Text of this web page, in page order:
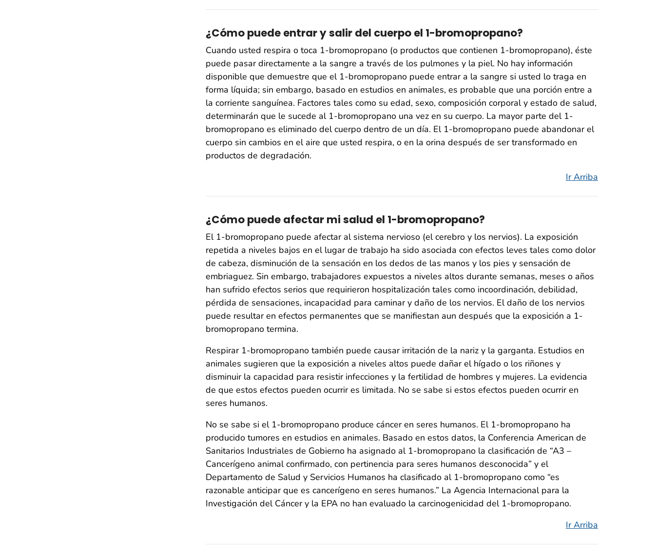
¿Cómo puede entrar y salir del cuerpo el 1-bromopropano?
Cuando usted respira o toca 1-bromopropano (o productos que contienen 1-bromopropano), éste
puede pasar directamente a la sangre a través de los pulmones y la piel. No hay información
disponible que demuestre que el 1-bromopropano puede entrar a la sangre si usted lo traga en
forma líquida; sin embargo, basado en estudios en animales, es probable que una porción entre a
la corriente sanguínea. Factores tales como su edad, sexo, composición corporal y estado de salud,
determinarán que le sucede al 1-bromopropano una vez en su cuerpo. La mayor parte del 1-
bromopropano es eliminado del cuerpo dentro de un día. El 1-bromopropano puede abandonar el
cuerpo sin cambios en el aire que usted respira, o en la orina después de ser transformado en
productos de degradación.
Ir Arriba
¿Cómo puede afectar mi salud el 1-bromopropano?
El 1-bromopropano puede afectar al sistema nervioso (el cerebro y los nervios). La exposición
repetida a niveles bajos en el lugar de trabajo ha sido asociada con efectos leves tales como dolor
de cabeza, disminución de la sensación en los dedos de las manos y los pies y sensación de
embriaguez. Sin embargo, trabajadores expuestos a niveles altos durante semanas, meses o años
han sufrido efectos serios que requirieron hospitalización tales como incoordinación, debilidad,
pérdida de sensaciones, incapacidad para caminar y daño de los nervios. El daño de los nervios
puede resultar en efectos permanentes que se manifiestan aun después que la exposición a 1-
bromopropano termina.
Respirar 1-bromopropano también puede causar irritación de la nariz y la garganta. Estudios en
animales sugieren que la exposición a niveles altos puede dañar el hígado o los riñones y
disminuir la capacidad para resistir infecciones y la fertilidad de hombres y mujeres. La evidencia
de que estos efectos pueden ocurrir es limitada. No se sabe si estos efectos pueden ocurrir en
seres humanos.
No se sabe si el 1-bromopropano produce cáncer en seres humanos. El 1-bromopropano ha
producido tumores en estudios en animales. Basado en estos datos, la Conferencia American de
Sanitarios Industriales de Gobierno ha asignado al 1-bromopropano la clasificación de “A3 –
Cancerígeno animal confirmado, con pertinencia para seres humanos desconocida” y el
Departamento de Salud y Servicios Humanos ha clasificado al 1-bromopropano como “es
razonable anticipar que es cancerígeno en seres humanos.” La Agencia Internacional para la
Investigación del Cáncer y la EPA no han evaluado la carcinogenicidad del 1-bromopropano.
Ir Arriba